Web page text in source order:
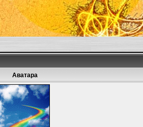
Аватара